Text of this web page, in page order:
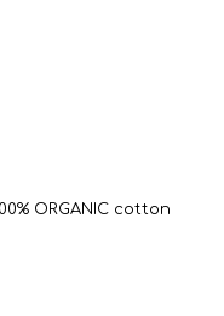
ORGANIC cotton